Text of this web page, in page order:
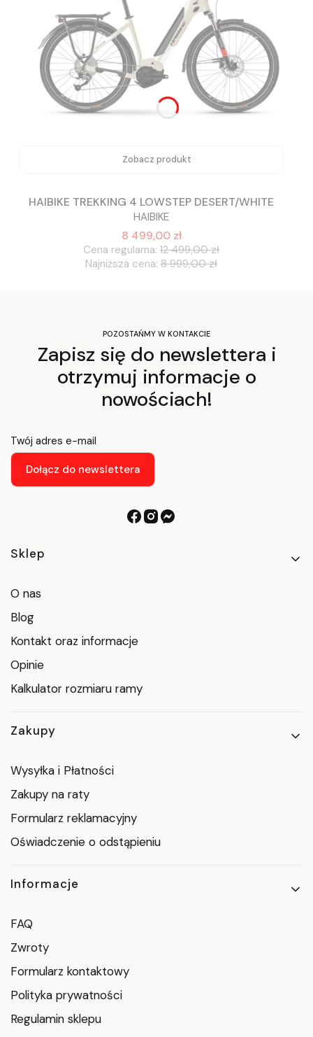
Zobacz produkt
HAIBIKE TREKKING 4 LOWSTEP DESERT/WHITE
HAIBIKE
8 499,00 zł
Cena regularna: 12 499,00 zł
Najniższa cena: 8 999,00 zł
POZOSTAŃMY W KONTAKCIE
Zapisz się do newslettera i
otrzymuj informacje o
nowościach!
Twój adres e-mail
Dołącz do newslettera
Linki w stopce
Sklep
O nas
Blog
Kontakt oraz informacje
Opinie
Kalkulator rozmiaru ramy
Zakupy
Wysyłka i Płatności
Zakupy na raty
Formularz reklamacyjny
Oświadczenie o odstąpieniu
Informacje
FAQ
Zwroty
Formularz kontaktowy
Polityka prywatności
Regulamin sklepu